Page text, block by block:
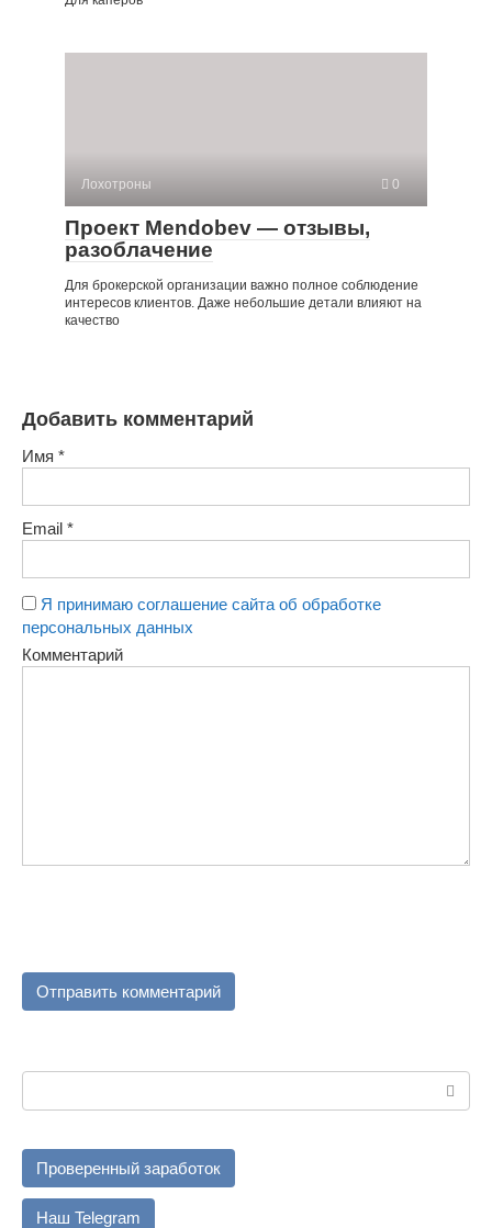
Лохотроны 0
Проект Mendobev — отзывы,
разоблачение
Для брокерской организации важно полное соблюдение
интересов клиентов. Даже небольшие детали влияют на
качество
Добавить комментарий
Имя *
Email *
Я принимаю соглашение сайта об обработке
персональных данных
Комментарий
Проверенный заработок
Наш Telegram